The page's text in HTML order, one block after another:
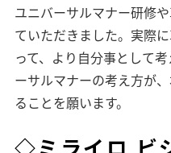
ユニバーサルマナー研修
ていただきました。実際
って、より自分事として
ーサルマナーの考え方が
ることを願います。
◇ミライロ ビ